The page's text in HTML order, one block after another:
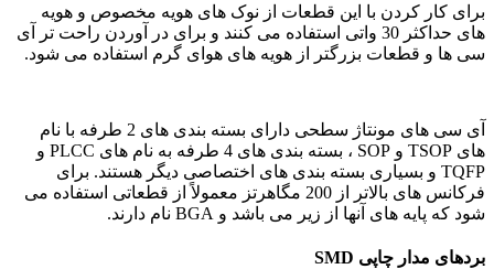
برای کار کردن با این قطعات از نوک های هویه مخصوص و هویه
های حداکثر 30 واتی استفاده می کنند و برای در آوردن راحت تر آی
سی ها و قطعات بزرگتر از هویه های هوای گرم استفاده می شود.
آی سی های مونتاژ سطحی دارای بسته بندی های 2 طرفه با نام
های TSOP و SOP ، بسته بندی های 4 طرفه به نام های PLCC و
TQFP و بسیاری بسته بندی های اختصاصی دیگر هستند. برای
فرکانس های بالاتر از 200 مگاهرتز معمولاً از قطعاتی استفاده می
شود که پایه های آنها از زیر می باشد و BGA نام دارند.
بردهای مدار چاپی SMD